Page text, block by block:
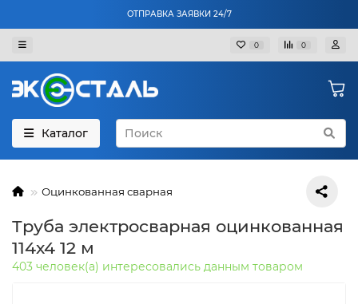
ОТПРАВКА ЗАЯВКИ 24/7
0 0
Каталог
Оцинкованная сварная
Труба электросварная оцинкованная
114х4 12 м
403 человек(а) интересовались данным товаром